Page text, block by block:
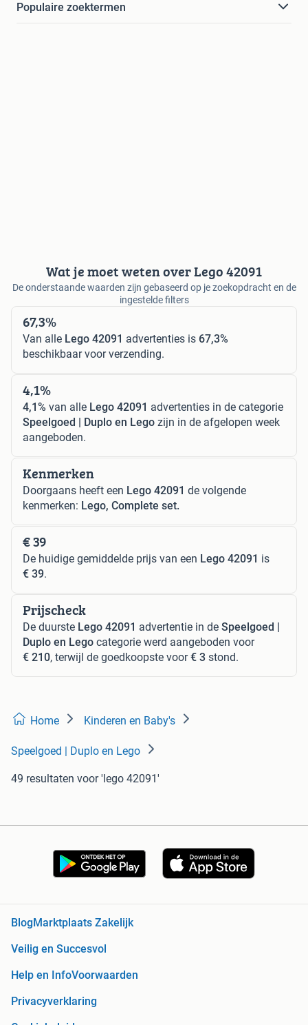
Populaire zoektermen
Wat je moet weten over Lego 42091
De onderstaande waarden zijn gebaseerd op je zoekopdracht en de
ingestelde filters
67,3%
Van alle Lego 42091 advertenties is 67,3%
beschikbaar voor verzending.
4,1%
4,1% van alle Lego 42091 advertenties in de categorie
Speelgoed | Duplo en Lego zijn in de afgelopen week
aangeboden.
Kenmerken
Doorgaans heeft een Lego 42091 de volgende
kenmerken: Lego, Complete set.
€ 39
De huidige gemiddelde prijs van een Lego 42091 is
€ 39.
Prijscheck
De duurste Lego 42091 advertentie in de Speelgoed |
Duplo en Lego categorie werd aangeboden voor
€ 210, terwijl de goedkoopste voor€ 3 stond.
Home Kinderen en Baby's
Speelgoed | Duplo en Lego
49 resultaten voor 'lego 42091'
BlogMarktplaats Zakelijk
Veilig en Succesvol
Help en InfoVoorwaarden
Privacyverklaring